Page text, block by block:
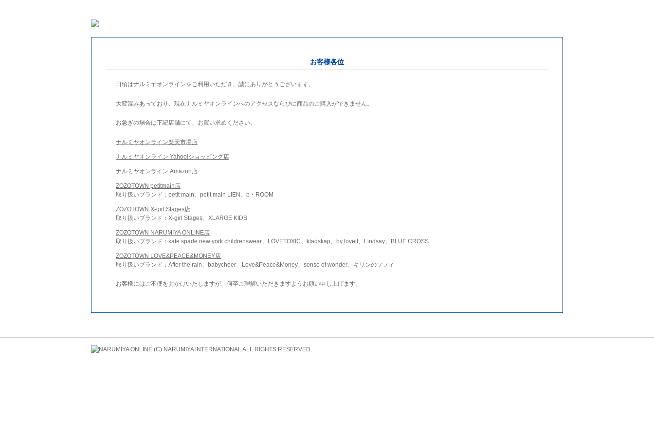
お客様各位
日頃はナルミヤオンラインをご利用いただき、誠にありがとうございます。
大変混みあっており、現在ナルミヤオンラインへのアクセスならびに商品のご購入ができません。
お急ぎの場合は下記店舗にて、お買い求めください。
ナルミヤオンライン楽天市場店
ナルミヤオンライン Yahoo!ショッピング店
ナルミヤオンライン Amazon店
ZOZOTOWN petitmain店
取り扱いブランド：petit main、petit main LIEN、b・ROOM
ZOZOTOWN X-girl Stages店
取り扱いブランド：X-girl Stages、XLARGE KIDS
ZOZOTOWN NARUMIYA ONLINE店
取り扱いブランド：kate spade new york childrenswear、LOVETOXIC、kladskap、by loveit、Lindsay、BLUE CROSS
ZOZOTOWN LOVE&PEACE&MONEY店
取り扱いブランド：After the rain、babycheer、Love&Peace&Money、sense of wonder、キリンのソフィ
お客様にはご不便をおかけいたしますが、何卒ご理解いただきますようお願い申し上げます。